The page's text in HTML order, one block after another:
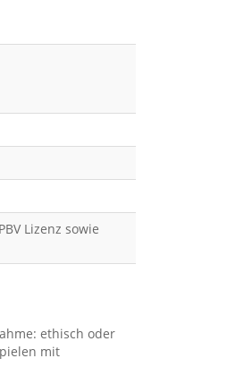
Lizenz sowie
ethisch oder
mit